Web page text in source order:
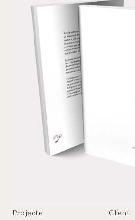
Projecte
Client